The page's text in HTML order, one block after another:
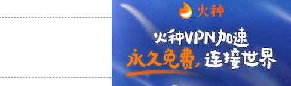
支持
支持[0] 反对[0]